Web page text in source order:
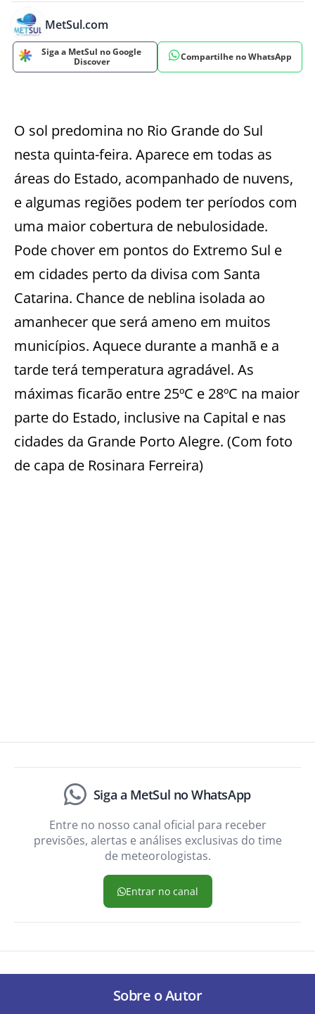
MetSul.com
Siga a MetSul no Google
Discover
Compartilhe no WhatsApp
O sol predomina no Rio Grande do Sul
nesta quinta-feira. Aparece em todas as
áreas do Estado, acompanhado de nuvens,
e algumas regiões podem ter períodos com
uma maior cobertura de nebulosidade.
Pode chover em pontos do Extremo Sul e
em cidades perto da divisa com Santa
Catarina. Chance de neblina isolada ao
amanhecer que será ameno em muitos
municípios. Aquece durante a manhã e a
tarde terá temperatura agradável. As
máximas ficarão entre 25ºC e 28ºC na maior
parte do Estado, inclusive na Capital e nas
cidades da Grande Porto Alegre. (Com foto
de capa de Rosinara Ferreira)
Siga a MetSul no WhatsApp
Entre no nosso canal oficial para receber
previsões, alertas e análises exclusivas do time
de meteorologistas.
Entrar no canal
Sobre o Autor